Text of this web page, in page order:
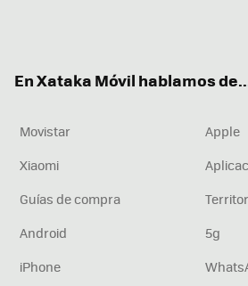
En Xataka Móvil hablamos
Movistar
Apple
Xiaomi
Guías de compra
Android
5g
iPhone